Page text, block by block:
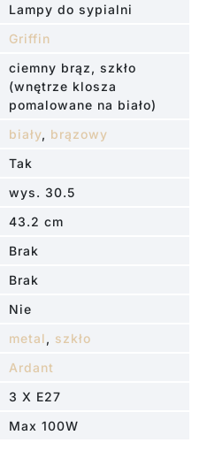
Lampy do sypialni
Griffin
ciemny brąz, szkło
(wnętrze klosza
pomalowane na biało)
biały, brązowy
Tak
wys. 30.5
43.2 cm
Brak
Brak
Nie
metal , szkło
Ardant
3 X E27
Max 100W